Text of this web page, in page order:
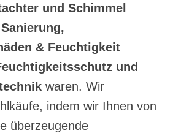
und Schimmel
& Feuchtigkeit
und
waren. Wir
indem wir Ihnen von
überzeugende